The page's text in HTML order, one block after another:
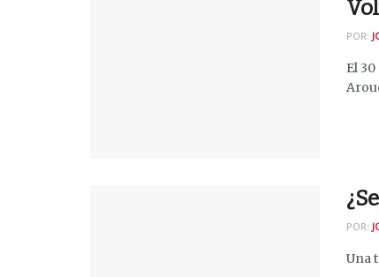
POR:
El
POR:
Una